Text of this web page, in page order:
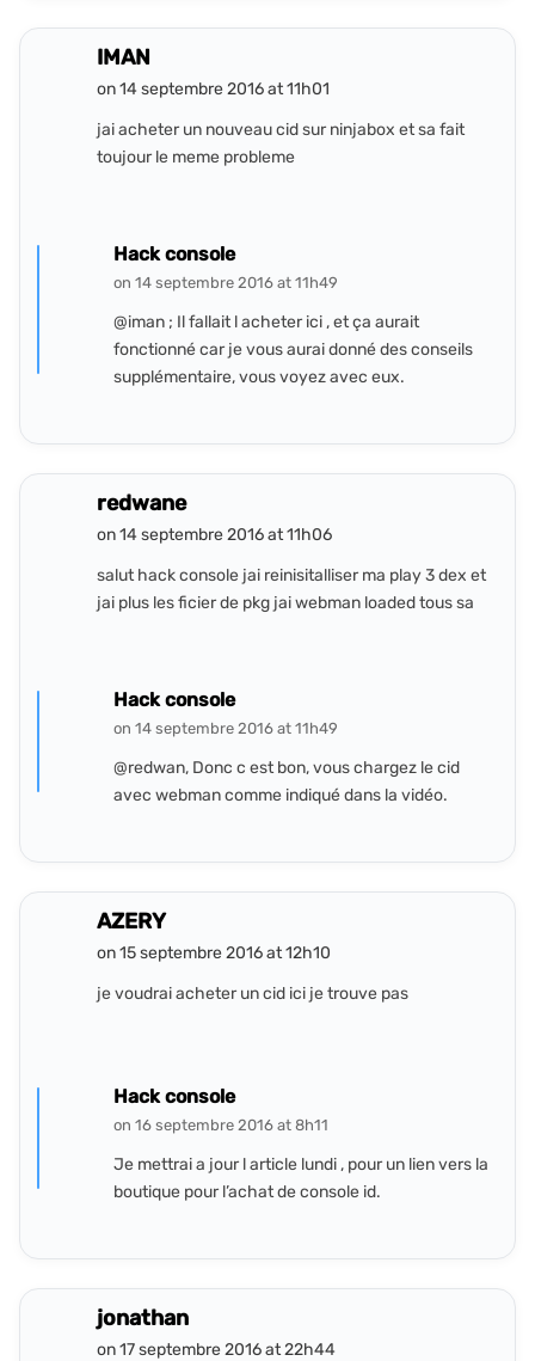
IMAN
on 14 septembre 2016 at 11h01
jai acheter un nouveau cid sur ninjabox et sa fait
toujour le meme probleme
Hack console
on 14 septembre 2016 at 11h49
@iman ; Il fallait l acheter ici , et ça aurait
fonctionné car je vous aurai donné des conseils
supplémentaire, vous voyez avec eux.
redwane
on 14 septembre 2016 at 11h06
salut hack console jai reinisitalliser ma play 3 dex et
jai plus les ficier de pkg jai webman loaded tous sa
Hack console
on 14 septembre 2016 at 11h49
@redwan, Donc c est bon, vous chargez le cid
avec webman comme indiqué dans la vidéo.
AZERY
on 15 septembre 2016 at 12h10
je voudrai acheter un cid ici je trouve pas
Hack console
on 16 septembre 2016 at 8h11
Je mettrai a jour l article lundi , pour un lien vers la
boutique pour l’achat de console id.
jonathan
on 17 septembre 2016 at 22h44